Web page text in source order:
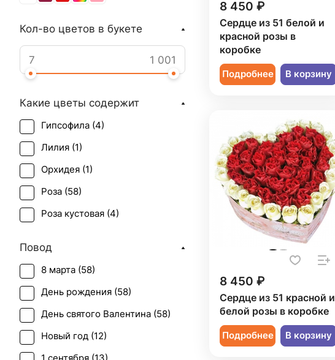
8 450 ₽
Сердце из 51 белой и
красной розы в
коробке
Подробнее В корзину
8 450 ₽
Сердце из 51 красной и
белой розы в коробке
Подробнее В корзину
Кол-во цветов в букете
Какие цветы содержит
Гипсофила (4)
Лилия (1)
Орхидея (1)
Роза (58)
Роза кустовая (4)
Повод
8 марта (58)
День рождения (58)
День святого Валентина (58)
Новый год (12)